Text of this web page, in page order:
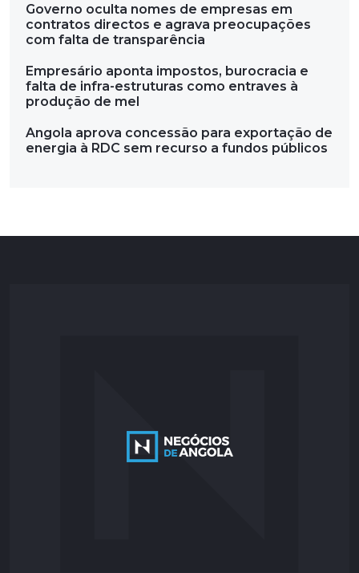
Governo oculta nomes de empresas em
contratos directos e agrava preocupações
com falta de transparência
Empresário aponta impostos, burocracia e
falta de infra-estruturas como entraves à
produção de mel
Angola aprova concessão para exportação de
energia à RDC sem recurso a fundos públicos